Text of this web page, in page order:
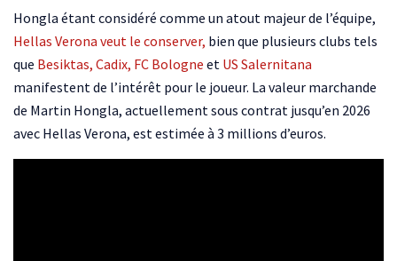
Hongla étant considéré comme un atout majeur de l’équipe,
Hellas Verona veut le conserver, bien que plusieurs clubs tels
que Besiktas, Cadix, FC Bologne et US Salernitana
manifestent de l’intérêt pour le joueur. La valeur marchande
de Martin Hongla, actuellement sous contrat jusqu’en 2026
avec Hellas Verona, est estimée à 3 millions d’euros.